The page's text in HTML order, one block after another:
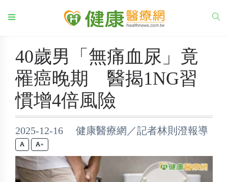
40歲男「無痛血尿」竟
罹癌晚期 醫揭1NG習
慣增4倍風險
2025-12-16 健康醫療網／記者林則澄報導
+